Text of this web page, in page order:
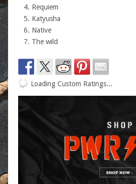
Requiem
Katyusha
Native
The wild
Loading Custom Ratings...